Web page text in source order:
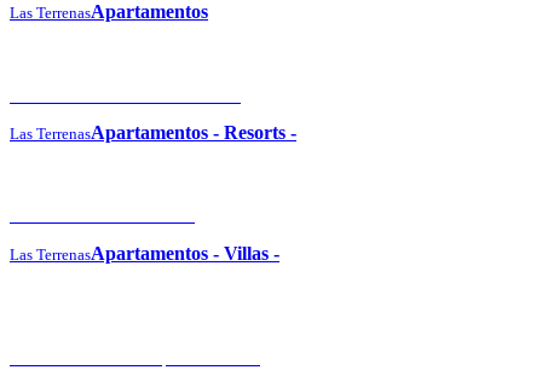
Las TerrenasApartamentos
Las TerrenasApartamentos - Resorts -
Las TerrenasApartamentos - Villas -